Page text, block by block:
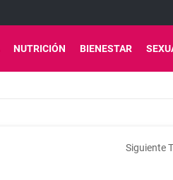
NUTRICIÓN BIENESTAR
Siguiente